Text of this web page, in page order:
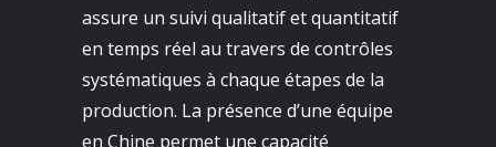
assure un suivi qualitatif et quantitatif
en temps réel au travers de contrôles
systématiques à chaque étapes de la
production. La présence d’une équipe
en Chine permet une capacité